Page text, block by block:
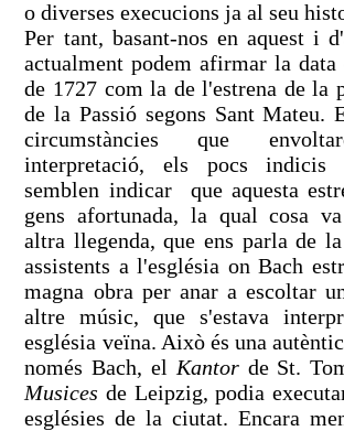
o diverses execucions ja al seu
Per tant, basant-nos en aquest i
actualment podem afirmar la
de 1727 com la de l'estrena de la
de la Passió segons Sant Mateu.
circumstàncies que
interpretació, els pocs indicis
semblen indicar que aquesta
gens afortunada, la qual cosa
altra llegenda, que ens parla de
assistents a l'església on Bach
magna obra per anar a escoltar
altre músic, que s'estava
església veïna. Això és una
només Bach, el Kantorde St.
Musices de Leipzig, podia
esglésies de la ciutat. Encara